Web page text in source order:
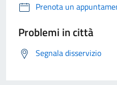
Prenota un
Problemi in città
Segnala disservizio